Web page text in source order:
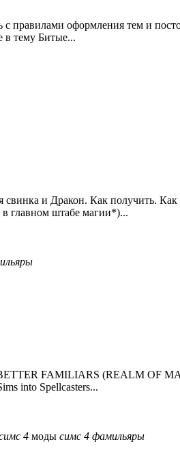
правилами оформления тем и
в тему Битые...
и Дракон. Как получить.
главном штабе магии*)...
BETTER FAMILIARS (REALM OF
into Spellcasters...
4 моды симс 4 фамильяры